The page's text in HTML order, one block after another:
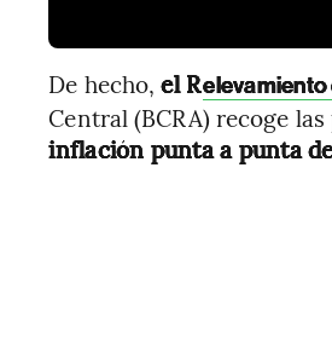
De hecho, el R
Central (BCRA) recoge
inflación punta a punta